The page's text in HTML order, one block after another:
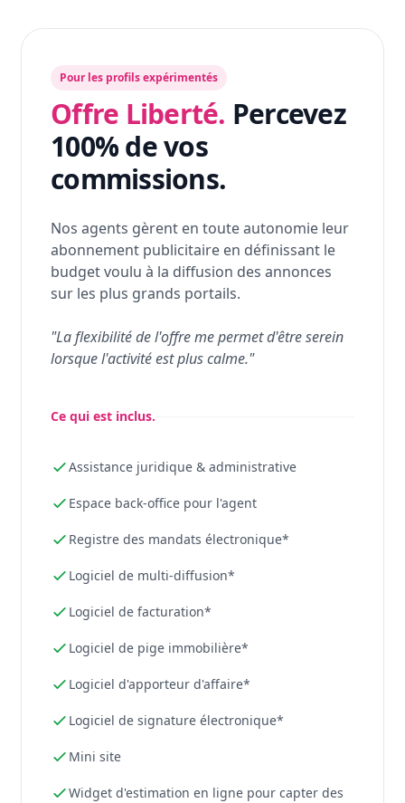
Pour les profils expérimentés
Offre Liberté. Percevez
100% de vos
commissions.
Nos agents gèrent en toute autonomie leur
abonnement publicitaire en définissant le
budget voulu à la diffusion des annonces
sur les plus grands portails.
"La flexibilité de l'offre me permet d'être serein
lorsque l'activité est plus calme."
Ce qui est inclus.
Assistance juridique & administrative
Espace back-office pour l'agent
Registre des mandats électronique*
Logiciel de multi-diffusion*
Logiciel de facturation*
Logiciel de pige immobilière*
Logiciel d'apporteur d'affaire*
Logiciel de signature électronique*
Mini site
Widget d'estimation en ligne pour capter des